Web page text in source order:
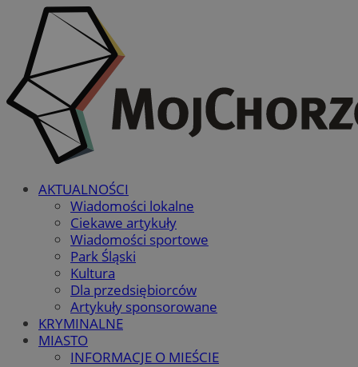
AKTUALNOŚCI
Wiadomości lokalne
Ciekawe artykuły
Wiadomości sportowe
Park Śląski
Kultura
Dla przedsiębiorców
Artykuły sponsorowane
KRYMINALNE
MIASTO
INFORMACJE O MIEŚCIE